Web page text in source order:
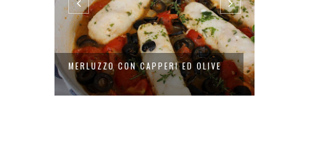
MERLUZZO CON CAPPERI ED OLIVE